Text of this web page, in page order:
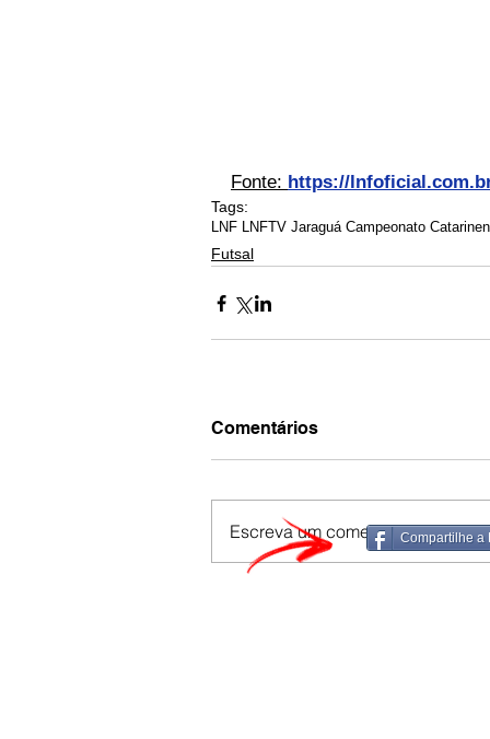
Fonte: https://
Tags:
LNF LNFTV Jaraguá Campeonato
Futsal
Comentários
Escreva um comentárioCompartilhe a